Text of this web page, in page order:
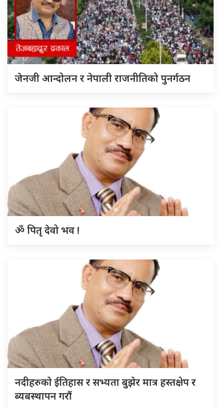
जेनजी आन्दोलन र नेपाली राजनीतिको पुनर्गठन
ॐ पितृ देवो भव !
नदीहरुकाे ईतिहास र सभ्यता बुझेर मात्र हस्तक्षेप र
ब्यबस्थापन गराैं